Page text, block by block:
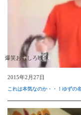
爆笑おもしろ映像
2015年2月27日
これは本気なのか・・！ゆずの